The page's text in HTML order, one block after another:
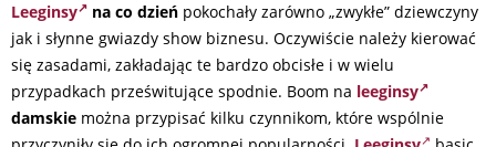
Leeginsy na co dzień pokochały zarówno „zwykłe” dziewczyny
jak i słynne gwiazdy show biznesu. Oczywiście należy kierować
się zasadami, zakładając te bardzo obcisłe i w wielu
przypadkach prześwitujące spodnie. Boom na leeginsy
damskie można przypisać kilku czynnikom, które wspólnie